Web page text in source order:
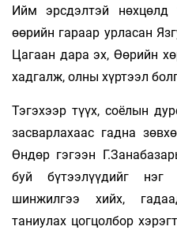
Ийм эрсдэлтэй нөхцөлд
өөрийн гараар урласан
Цагаан дара эх, Өөрийн
хадгалж, олны хүртээл
Тэгэхээр түүх, соёлын
засварлахаас гадна
Өндөр гэгээн
буй бүтээлүүдийг нэг
шинжилгээ хийх,
таниулах цогцолбор